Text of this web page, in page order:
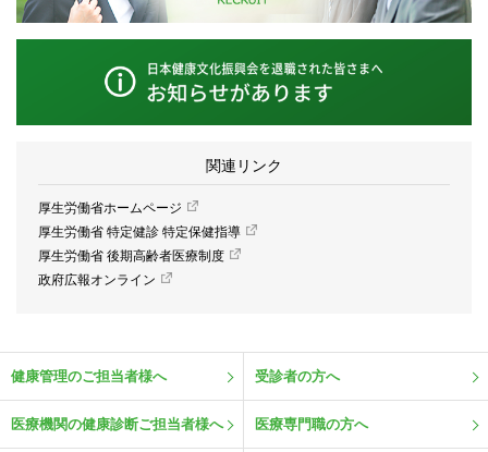
関連リンク
厚生労働省ホームページ
厚生労働省 特定健診 特定保健指導
厚生労働省 後期高齢者医療制度
政府広報オンライン
健康管理のご担当者様へ 受診者の方へ
医療機関の健康診断ご担当者様へ 医療専門職の方へ